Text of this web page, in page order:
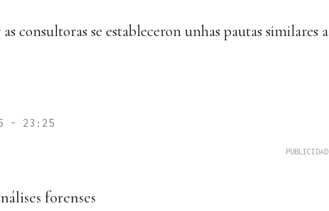
consultoras se estableceron unhas pautas similares a
- 23:25
forenses